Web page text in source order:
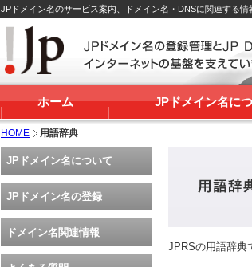
JPドメイン名のサービス案内、ドメイン名・DNSに関連する情
ホーム JPドメイン名に
HOME 用語辞典
JPRSの用語辞典
JPドメイン名について
JPドメイン名の登録
ドメイン名関連情報